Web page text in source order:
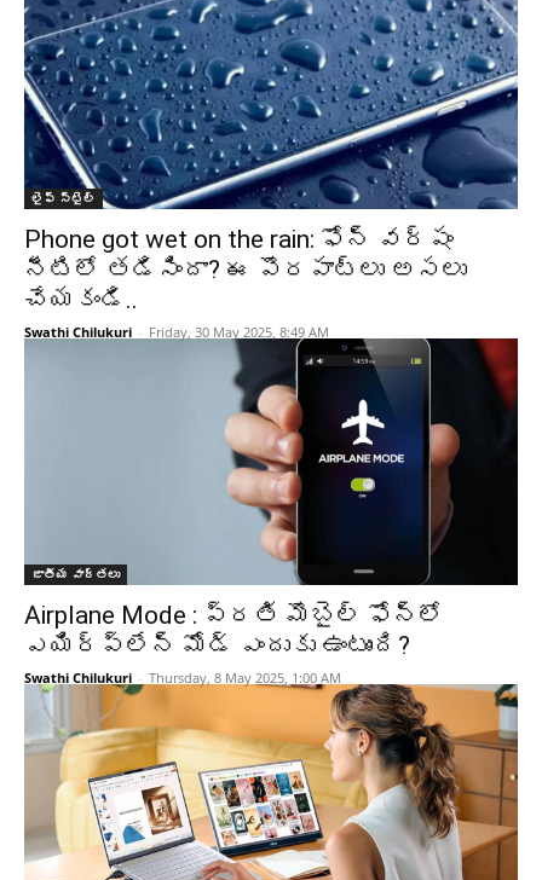
లైఫ్ స్టైల్
Phone got wet on the rain: ఫోన్ వర్షం
నీటిలో తడిసిందా? ఈ పొరపాట్లు అసలు
చేయకండి..
Swathi Chilukuri - Friday, 30 May 2025, 8:49 AM
జాతీయ వార్తలు
Airplane Mode : ప్రతి మొబైల్ ఫోన్‌లో
ఎయిర్‌ప్లేన్ మోడ్ ఎందుకు ఉంటుంది?
Swathi Chilukuri - Thursday, 8 May 2025, 1:00 AM